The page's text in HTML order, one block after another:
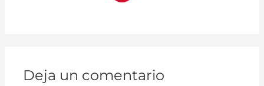
Deja un comentario